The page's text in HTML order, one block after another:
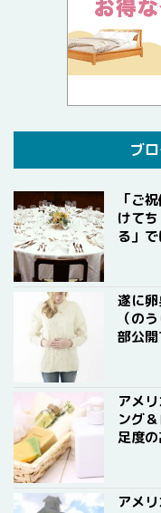
ブ
「ご
けて
る」で
遂に
（の
部公開
アメ
ング
足度
アメ